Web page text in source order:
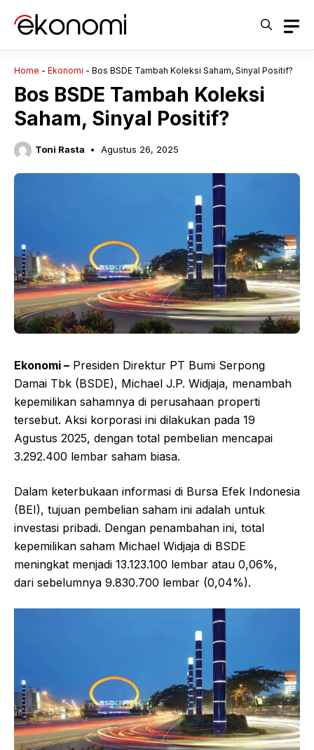
Home - Ekonomi - Bos BSDE Tambah Koleksi Saham, Sinyal Positif?
Bos BSDE Tambah Koleksi
Saham, Sinyal Positif?
Toni Rasta Agustus 26, 2025
Ekonomi – Presiden Direktur PT Bumi Serpong
Damai Tbk (BSDE), Michael J.P. Widjaja, menambah
kepemilikan sahamnya di perusahaan properti
tersebut. Aksi korporasi ini dilakukan pada 19
Agustus 2025, dengan total pembelian mencapai
3.292.400 lembar saham biasa.
Dalam keterbukaan informasi di Bursa Efek Indonesia
(BEI), tujuan pembelian saham ini adalah untuk
investasi pribadi. Dengan penambahan ini, total
kepemilikan saham Michael Widjaja di BSDE
meningkat menjadi 13.123.100 lembar atau 0,06%,
dari sebelumnya 9.830.700 lembar (0,04%).